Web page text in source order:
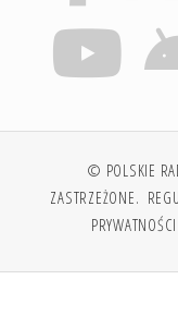
© POLSKIE
ZASTRZEŻONE.
PRYWATNOŚCI